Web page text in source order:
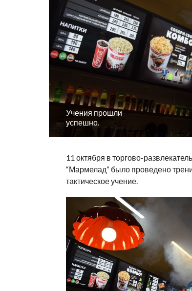
Учения прошли
успешно.
11 октября в торгово-
“Мармелад” было проведено
тактическое учение.